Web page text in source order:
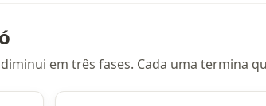
em três fases. Cada uma termina